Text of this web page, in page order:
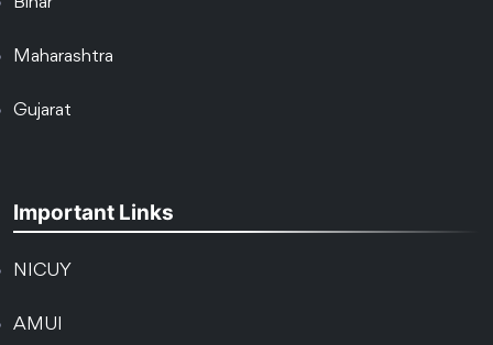
Bihar
Maharashtra
Gujarat
Important Links
NICUY
AMUI